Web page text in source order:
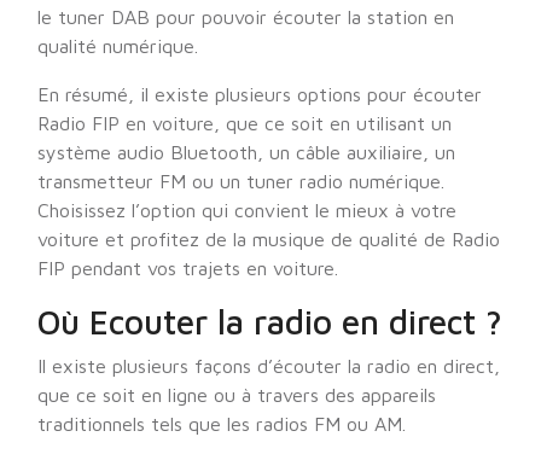
le tuner DAB pour pouvoir écouter la station en
qualité numérique.
En résumé, il existe plusieurs options pour écouter
Radio FIP en voiture, que ce soit en utilisant un
système audio Bluetooth, un câble auxiliaire, un
transmetteur FM ou un tuner radio numérique.
Choisissez l’option qui convient le mieux à votre
voiture et profitez de la musique de qualité de Radio
FIP pendant vos trajets en voiture.
Où Ecouter la radio en direct ?
Il existe plusieurs façons d’écouter la radio en direct,
que ce soit en ligne ou à travers des appareils
traditionnels tels que les radios FM ou AM.